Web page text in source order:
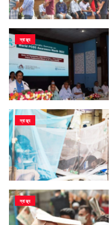
স্বাস্থ্য
স্বাস্থ্য
স্বাস্থ্য